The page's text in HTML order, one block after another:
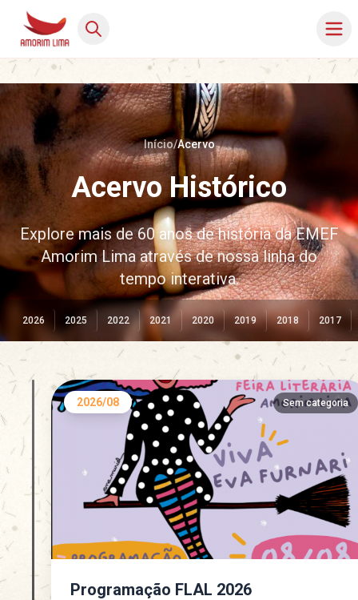
Início/Acervo
Acervo Histórico
Explore mais de 60 anos de história da EMEF
Amorim Lima através de nossa linha do
tempo interativa.
2026 2025 2022 2021 2020 2019 2018 2017
2026/08 Sem categoria
Programação FLAL 2026